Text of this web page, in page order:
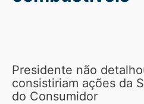
Presidente não
consistiriam ações da
do Consumidor